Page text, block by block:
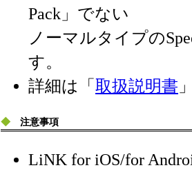
Pack」でない
ノーマルタイプの
す。
詳細は「 取扱説明書
◆ 注意事項
LiNK for iOS/for